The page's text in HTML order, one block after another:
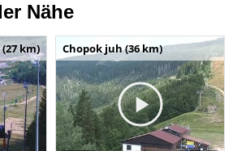
Nähe
km) Chopok juh (36 km)